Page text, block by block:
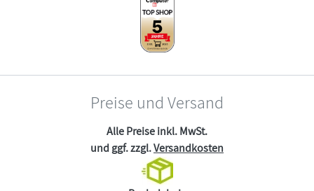
Preise und Versand
Alle Preise inkl. MwSt.
und ggf. zzgl.Versandkosten